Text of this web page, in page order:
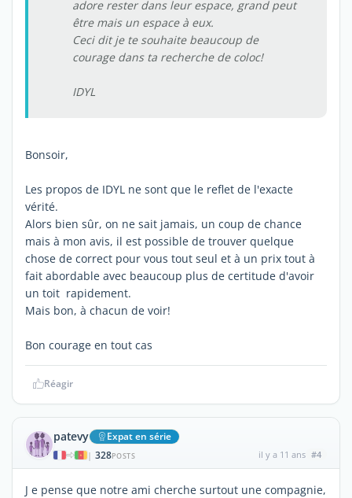
adore rester dans leur espace, grand peut
être mais un espace à eux.
Ceci dit je te souhaite beaucoup de
courage dans ta recherche de coloc!
IDYL
Bonsoir,
Les propos de IDYL ne sont que le reflet de l'exacte
vérité.
Alors bien sûr, on ne sait jamais, un coup de chance
mais à mon avis, il est possible de trouver quelque
chose de correct pour vous tout seul et à un prix tout à
fait abordable avec beaucoup plus de certitude d'avoir
un toit rapidement.
Mais bon, à chacun de voir!
Bon courage en tout cas
Réagir
patevy Expat en série
| 328POSTS il y a 11 ans #4
J e pense que notre ami cherche surtout une compagnie,